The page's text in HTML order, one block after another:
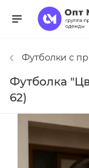
Футболки с
Футболка
62)